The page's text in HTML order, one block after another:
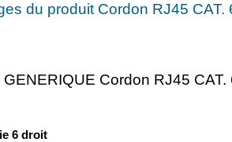
du produit Cordon RJ45 CAT.
Cordon RJ45 CAT.
6 droit